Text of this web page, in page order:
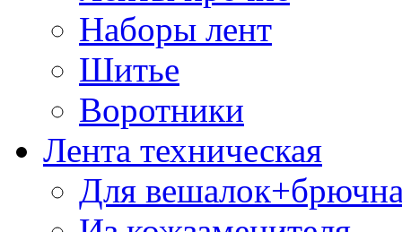
Наборы лент
Шитье
Воротники
Лента техническая
Для